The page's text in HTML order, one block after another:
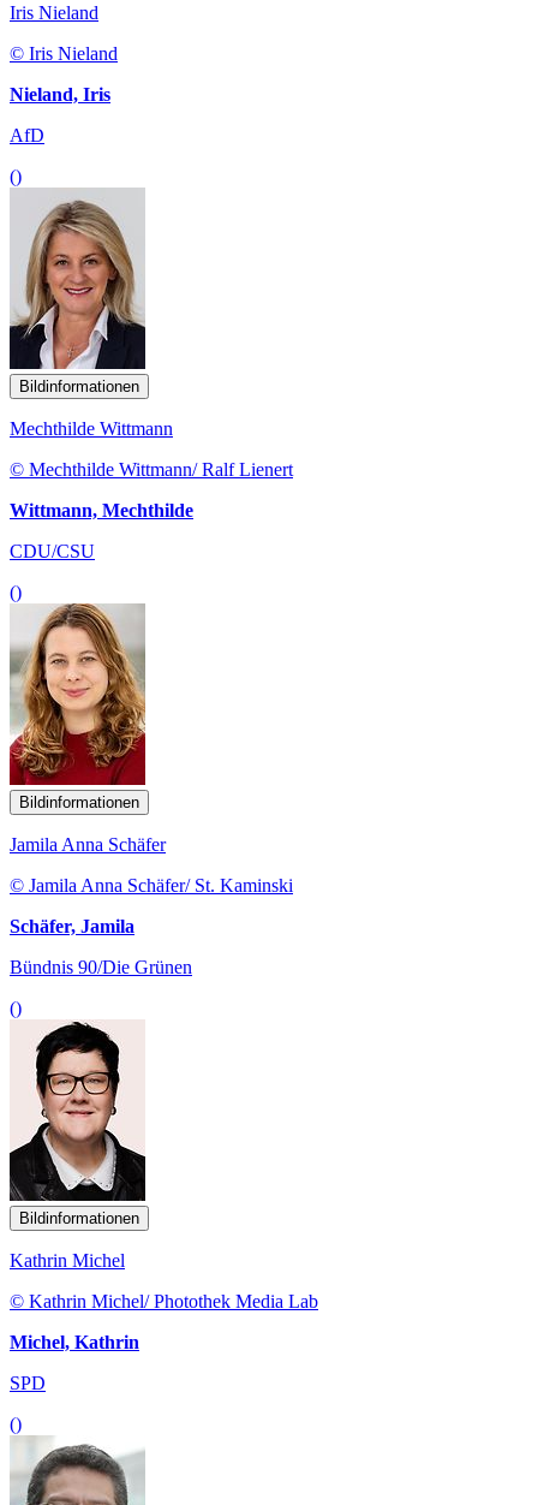
Iris Nieland
© Iris Nieland
Nieland, Iris
AfD
()
Bildinformationen
Mechthilde Wittmann
© Mechthilde Wittmann/ Ralf Lienert
Wittmann, Mechthilde
CDU/CSU
()
Bildinformationen
Jamila Anna Schäfer
© Jamila Anna Schäfer/ St. Kaminski
Schäfer, Jamila
Bündnis 90/Die Grünen
()
Bildinformationen
Kathrin Michel
© Kathrin Michel/ Photothek Media Lab
Michel, Kathrin
SPD
()